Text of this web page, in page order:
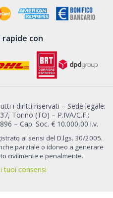
rapide con
i diritti riservati – Sede legale:
Torino (TO) – P.IVA/C.F.:
– Cap. Soc. € 10.000,00 i.v.
ai sensi del D.lgs. 30/2005.
parziale o idoneo a generare
civilmente e penalmente.
tuoi consensi